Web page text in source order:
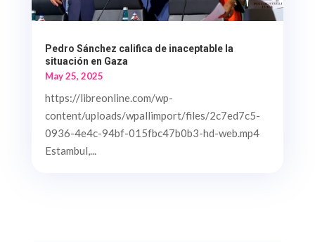
Pedro Sánchez califica de inaceptable la
situación en Gaza
May 25, 2025
https://libreonline.com/wp-
content/uploads/wpallimport/files/2c7ed7c5-
0936-4e4c-94bf-015fbc47b0b3-hd-web.mp4
Estambul,...